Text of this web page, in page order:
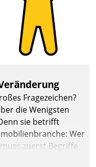
Fragezeichen?
die Wenigsten
sie betrifft
Wer
zuerst Begriffe
Optimierung: